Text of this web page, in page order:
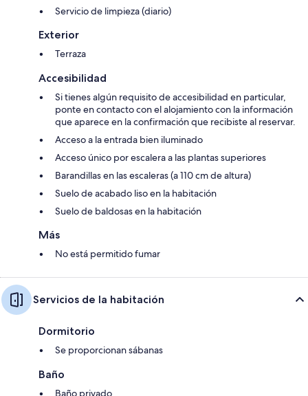
Servicio de limpieza (diario)
Exterior
Terraza
Accesibilidad
Si tienes algún requisito de accesibilidad en particular,
ponte en contacto con el alojamiento con la información
que aparece en la confirmación que recibiste al reservar.
Acceso a la entrada bien iluminado
Acceso único por escalera a las plantas superiores
Barandillas en las escaleras (a 110 cm de altura)
Suelo de acabado liso en la habitación
Suelo de baldosas en la habitación
Más
No está permitido fumar
Servicios de la habitación
Dormitorio
Se proporcionan sábanas
Baño
Baño privado